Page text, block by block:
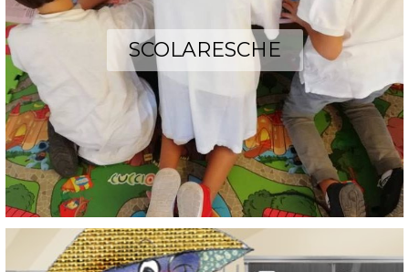
SCOLARESCHE